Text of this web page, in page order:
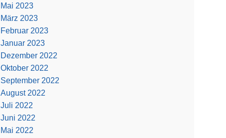
Mai 2023
März 2023
Februar 2023
Januar 2023
Dezember 2022
Oktober 2022
September 2022
August 2022
Juli 2022
Juni 2022
Mai 2022